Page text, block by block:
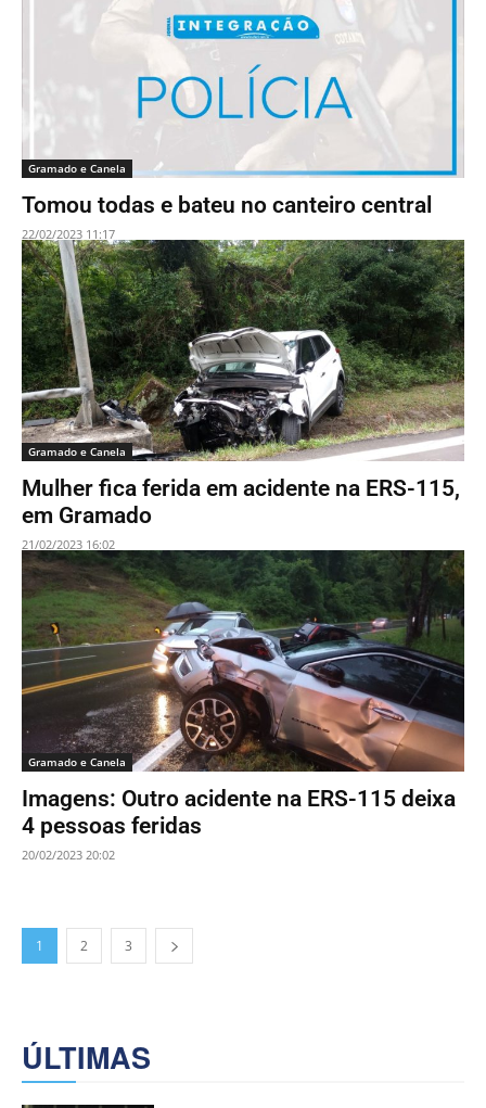
Gramado e Canela
Tomou todas e bateu no canteiro central
22/02/2023 11:17
Gramado e Canela
Mulher fica ferida em acidente na ERS-115,
em Gramado
21/02/2023 16:02
Gramado e Canela
Imagens: Outro acidente na ERS-115 deixa
4 pessoas feridas
20/02/2023 20:02
1 2 3
ÚLTIMAS